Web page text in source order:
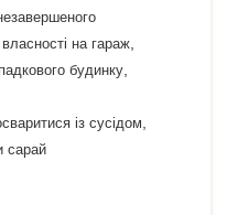
dI
n
на гараж
будинку
із сусідом
сарай